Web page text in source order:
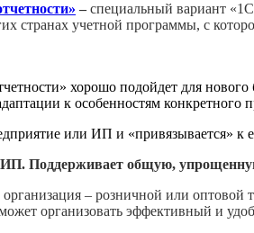
– специальный вариант
странах учетной программы, с
хорошо подойдет для
к особенностям конкретного
или ИП и «привязывается» к
Поддерживает общую,
– розничной или оптовой
организовать эффективный и